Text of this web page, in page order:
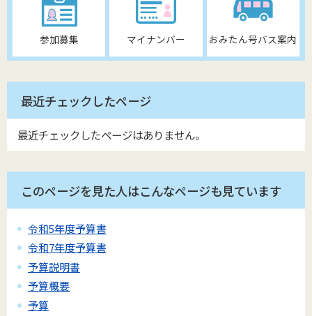
参加募集 マイナンバー おみたん号バス案内
最近チェックしたページ
最近チェックしたページはありません。
このページを見た人はこんなページも見ています
令和5年度予算書
令和7年度予算書
予算説明書
予算概要
予算